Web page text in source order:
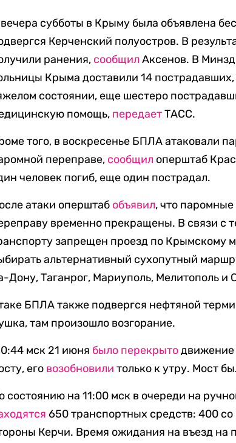
субботы в Крыму была объявлена
Керченский полуостров. В
ранения, сообщил Аксенов. В
Крыма доставили 14 пострадавших,
состоянии, еще шестеро
помощь, передаетТАСС.
того, в воскресенье БПЛА атаковали
переправе, сообщил оперштаб
человек погиб, еще один пострадал.
атаки оперштаб объявил, что
временно прекращены. В связи с
запрещен проезд по Крымскому
альтернативный сухопутный
Дону, Таганрог, Мариуполь, Мелитополь и
БПЛА также подвергся нефтяной
там произошло возгорание.
мск 21 июня было перекрытодвижение
его возобновили только к утру. Мост
состоянию на 11:00 мск в очереди на
650 транспортных средств: 400
Керчи. Время ожидания на въезд на